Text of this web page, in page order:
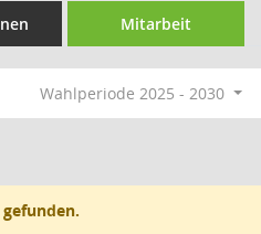
Mitarbeit
Wahlperiode 2025 - 2030